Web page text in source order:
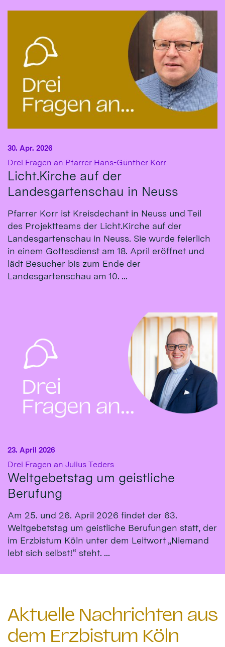
Drei Fragen an Pfarrer Hans-Günther Korr:
Licht.Kirche auf der
Landesgartenschau in Neuss
30. Apr. 2026
Pfarrer Korr ist Kreisdechant in Neuss und Teil
des Projektteams der Licht.Kirche auf der
Landesgartenschau in Neuss. Sie wurde feierlich
in einem Gottesdienst am 18. April eröffnet und
lädt Besucher bis zum Ende der
Landesgartenschau am 10. ...
Drei Fragen an Julius Teders:
Weltgebetstag um geistliche
Berufung
23. April 2026
Am 25. und 26. April 2026 findet der 63.
Weltgebetstag um geistliche Berufungen statt, der
im Erzbistum Köln unter dem Leitwort „Niemand
lebt sich selbst!“ steht. ...
Aktuelle Nachrichten aus
dem Erzbistum Köln